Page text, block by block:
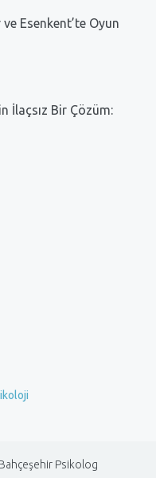
Esenkent’te Oyun
İlaçsız Bir Çözüm:
Psikolog